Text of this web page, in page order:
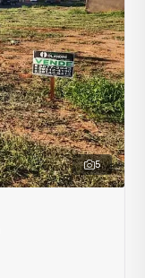
5